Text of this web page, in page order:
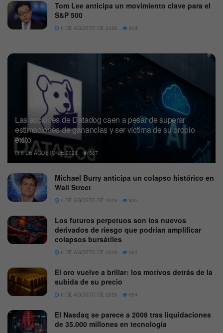
Tom Lee anticipa un movimiento clave para el
S&P 500
6 DE AGOSTO DE 2026 604
Las acciones de Datadog caen a pesar de superar
estimaciones de ganancias y ser víctima de su propio
éxito
6 DE AGOSTO DE 2026 567
Michael Burry anticipa un colapso histórico en
Wall Street
5 DE AGOSTO DE 2026 832
Los futuros perpetuos son los nuevos
derivados de riesgo que podrían amplificar
colapsos bursátiles
6 DE AGOSTO DE 2026 561
El oro vuelve a brillar: los motivos detrás de la
subida de su precio
6 DE AGOSTO DE 2026 654
El Nasdaq se parece a 2008 tras liquidaciones
de 35.000 millones en tecnología